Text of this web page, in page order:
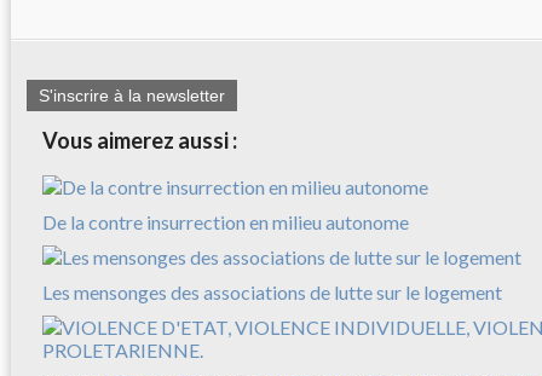
S'inscrire à la newsletter
Vous aimerez aussi :
De la contre insurrection en milieu autonome
Les mensonges des associations de lutte sur le logement